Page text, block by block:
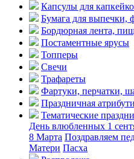
Капсулы для
Бумага для выпечки,
Бордюрная лента,
Постаментные ярусы
Топперы
Свечи
Трафареты
Фартуки, перчатки,
Праздничная
Тематические
День влюбленных 1
8 Марта Поздравляем
Матери Пасха